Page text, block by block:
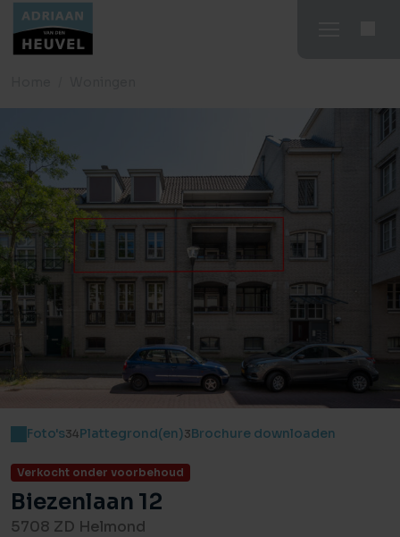
Foto's34Plattegrond(en)3Brochure downloaden
Verkocht onder voorbehoud
Biezenlaan 12
5708 ZD Helmond